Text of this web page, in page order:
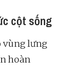
cột sống
vùng lưng
hoàn